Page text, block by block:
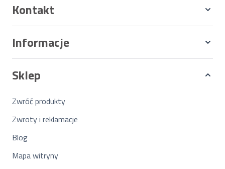
Kontakt
Informacje
Sklep
Zwróć produkty
Zwroty i reklamacje
Blog
Mapa witryny